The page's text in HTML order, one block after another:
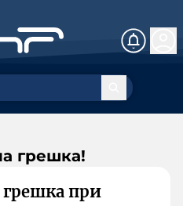
грешка!
при